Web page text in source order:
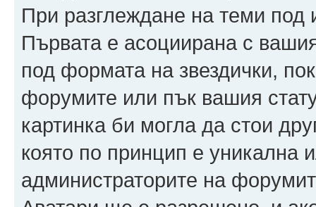
При разглеждане на теми под
Първата е асоциирана с
под формата на звездички,
форумите или пък вашия
картинка би могла да стои
която по принцип е уникална
администраторите на